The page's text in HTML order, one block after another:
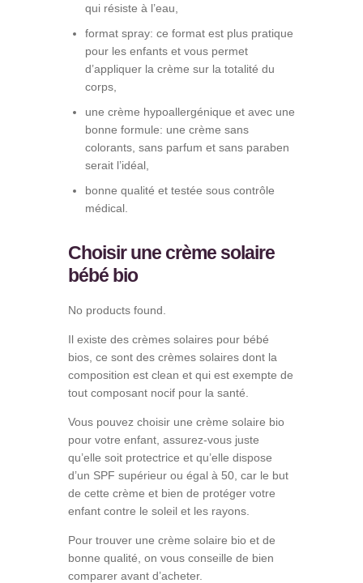
qui résiste à l’eau,
format spray: ce format est plus pratique
pour les enfants et vous permet
d’appliquer la crème sur la totalité du
corps,
une crème hypoallergénique et avec une
bonne formule: une crème sans
colorants, sans parfum et sans paraben
serait l’idéal,
bonne qualité et testée sous contrôle
médical.
Choisir une crème solaire
bébé bio
No products found.
Il existe des crèmes solaires pour bébé
bios, ce sont des crèmes solaires dont la
composition est clean et qui est exempte de
tout composant nocif pour la santé.
Vous pouvez choisir une crème solaire bio
pour votre enfant, assurez-vous juste
qu’elle soit protectrice et qu’elle dispose
d’un SPF supérieur ou égal à 50, car le but
de cette crème et bien de protéger votre
enfant contre le soleil et les rayons.
Pour trouver une crème solaire bio et de
bonne qualité, on vous conseille de bien
comparer avant d’acheter.